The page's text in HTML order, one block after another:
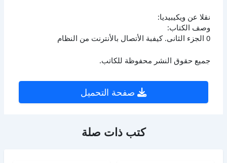
نقلا عن ويكيبيديا:
وصف الكتاب:
0 الجزء الثانى. كيفبة الأتصال بالأنترنت من النظام
جميع حقوق النشر محفوظة للكاتب.
صفحة التحميل
كتب ذات صلة